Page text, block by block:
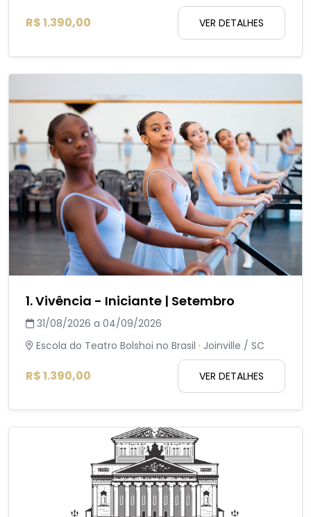
R$ 1.390,00 VER DETALHES
1. Vivência - Iniciante | Setembro
31/08/2026 a 04/09/2026
Escola do Teatro Bolshoi no Brasil · Joinville / SC
R$ 1.390,00 VER DETALHES